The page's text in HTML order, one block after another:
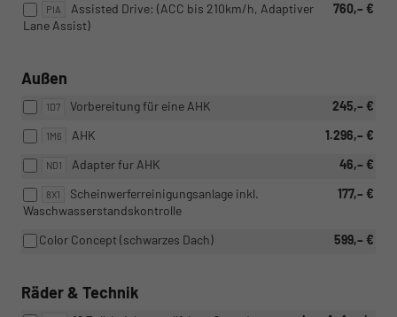
PIA 760,– €
Assisted Drive: (ACC bis 210km/h, Adaptiver
Lane Assist)
Außen
1D7 245,– €
Vorbereitung für eine AHK
1M6 1.296,– €
AHK
ND1 46,– €
Adapter fur AHK
8X1 177,– €
Scheinwerferreinigungsanlage inkl.
Waschwasserstandskontrolle
599,– €
Color Concept (schwarzes Dach)
Räder & Technik